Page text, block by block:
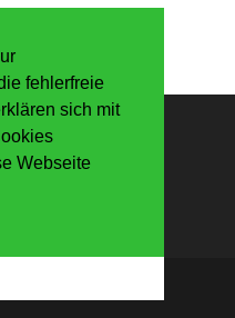
fehlerfreie
sich mit
Webseite